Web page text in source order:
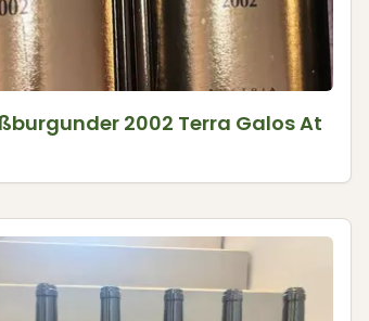
2002 Terra Galos At